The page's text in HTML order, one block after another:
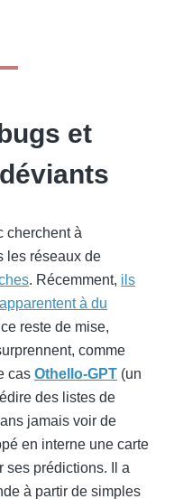
et
cherchent à
les réseaux de
. Récemment, ils
à du
reste de mise,
comme
cas Othello-GPT (un
des listes de
jamais voir de
en interne une carte
ses prédictions. Il a
à partir de simples